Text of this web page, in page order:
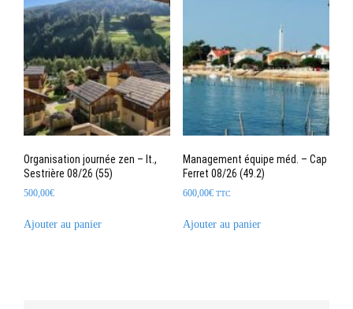
Organisation journée zen – It.,
Sestrière 08/26 (55)
500,00€
Ajouter au panier
Management équipe méd. – Cap
Ferret 08/26 (49.2)
600,00€ TTC
Ajouter au panier